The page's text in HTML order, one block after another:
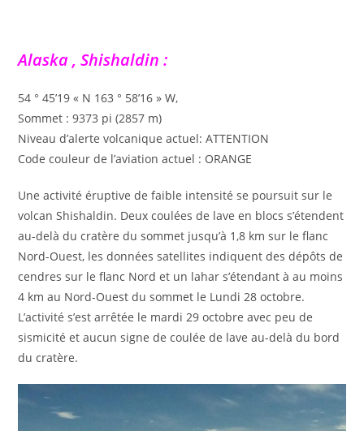
Alaska , Shishaldin :
54 ° 45’19 « N 163 ° 58’16 » W,
Sommet : 9373 pi (2857 m)
Niveau d’alerte volcanique actuel: ATTENTION
Code couleur de l’aviation actuel : ORANGE
Une activité éruptive de faible intensité se poursuit sur le
volcan Shishaldin. Deux coulées de lave en blocs s’étendent
au-delà du cratère du sommet jusqu’à 1,8 km sur le flanc
Nord-Ouest, les données satellites indiquent des dépôts de
cendres sur le flanc Nord et un lahar s’étendant à au moins
4 km au Nord-Ouest du sommet le Lundi 28 octobre.
L’activité s’est arrêtée le mardi 29 octobre avec peu de
sismicité et aucun signe de coulée de lave au-delà du bord
du cratère.